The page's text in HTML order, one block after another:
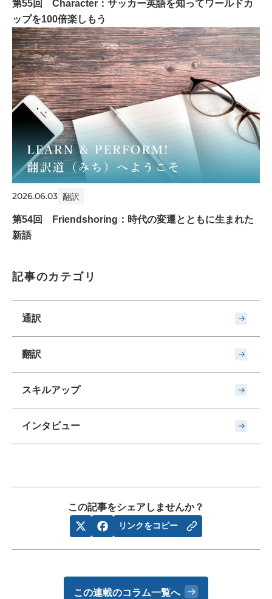
第55回 Character：サッカー英語を知ってワールドカ
ップを100倍楽しもう
2026.06.03 翻訳
第54回 Friendshoring：時代の変遷とともに生まれた
新語
記事のカテゴリ
通訳
翻訳
スキルアップ
インタビュー
この記事をシェアしませんか？
リンクをコピー
この連載のコラム一覧へ